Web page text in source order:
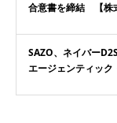
合意書を締結 【株
SAZO、ネイバー
エージェンティッ